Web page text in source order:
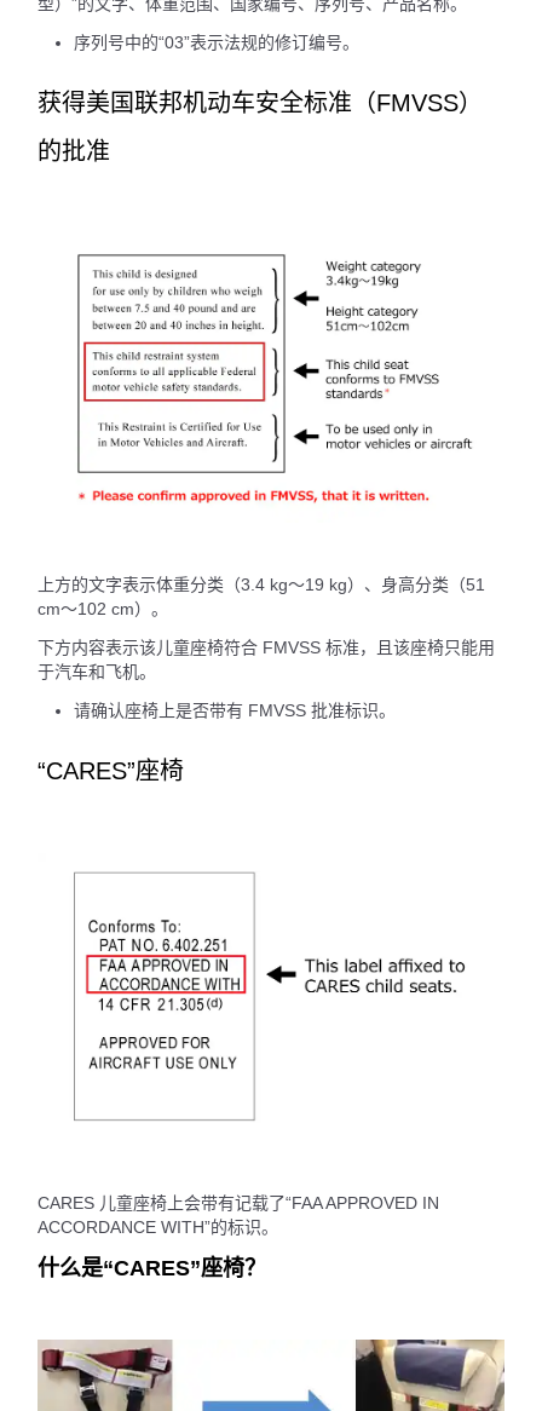
序列号中的“03”表示法规的修订编号。
获得美国联邦机动车安全标准（FMVSS）
的批准
上方的文字表示体重分类（3.4 kg～19 kg）、身高分类（51
cm～102 cm）。
下方内容表示该儿童座椅符合 FMVSS 标准，且该座椅只能用
于汽车和飞机。
请确认座椅上是否带有 FMVSS 批准标识。
“CARES”座椅
CARES 儿童座椅上会带有记载了“FAA APPROVED IN
ACCORDANCE WITH”的标识。
什么是“CARES”座椅？